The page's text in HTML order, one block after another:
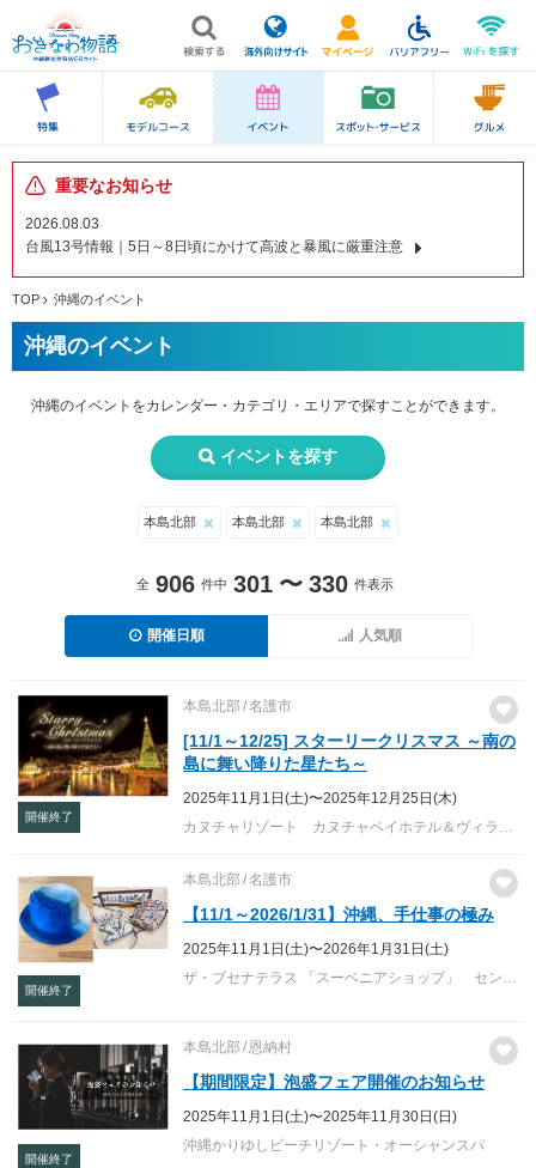
重要なお知らせ
2026.08.03
台風13号情報｜5日～8日頃にかけて高波と暴風に厳重注意
TOP 沖縄のイベント
沖縄のイベント
沖縄のイベントをカレンダー・カテゴリ・エリアで探すことができます。
イベントを探す
本島北部 本島北部 本島北部
全 906 件中 301 〜 330 件表示
開催日順 人気順
開催終了
本島北部 名護市
[11/1～12/25] スターリークリスマス ～南の
島に舞い降りた星たち～
2025年11月1日(土)〜2025年12月25日(木)
カヌチャリゾート カヌチャベイホテル＆ヴィラズ／カヌチャゴルフコース
開催終了
本島北部 名護市
【11/1～2026/1/31】沖縄、手仕事の極み
2025年11月1日(土)〜2026年1月31日(土)
ザ・ブセナテラス 「スーベニアショップ」 セントラルタワー３Ｆ
開催終了
本島北部 恩納村
【期間限定】泡盛フェア開催のお知らせ
2025年11月1日(土)〜2025年11月30日(日)
沖縄かりゆしビーチリゾート・オーシャンスパ